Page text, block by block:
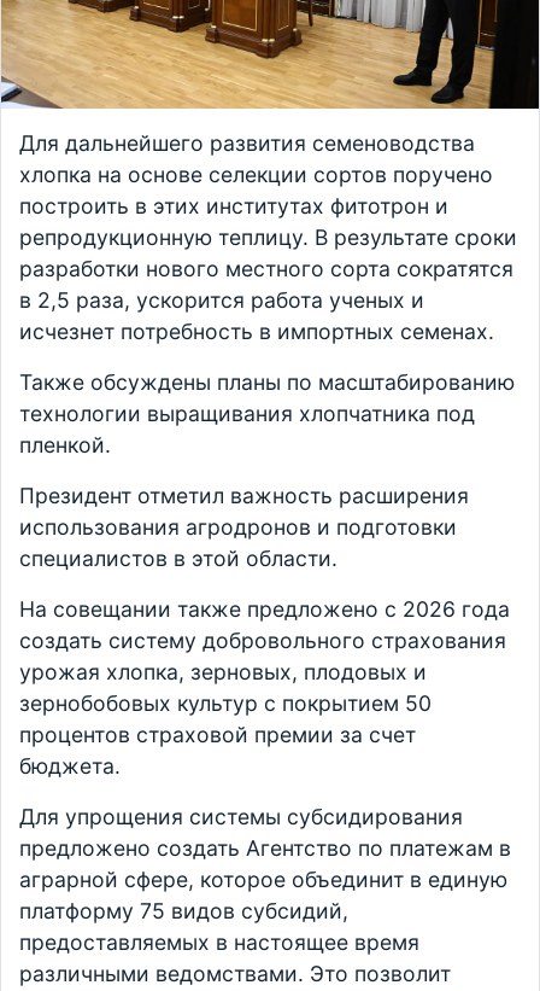
Для дальнейшего развития семеноводства
хлопка на основе селекции сортов поручено
построить в этих институтах фитотрон и
репродукционную теплицу. В результате сроки
разработки нового местного сорта сократятся
в 2,5 раза, ускорится работа ученых и
исчезнет потребность в импортных семенах.
Также обсуждены планы по масштабированию
технологии выращивания хлопчатника под
пленкой.
Президент отметил важность расширения
использования агродронов и подготовки
специалистов в этой области.
На совещании также предложено с 2026 года
создать систему добровольного страхования
урожая хлопка, зерновых, плодовых и
зернобобовых культур с покрытием 50
процентов страховой премии за счет
бюджета.
Для упрощения системы субсидирования
предложено создать Агентство по платежам в
аграрной сфере, которое объединит в единую
платформу 75 видов субсидий,
предоставляемых в настоящее время
различными ведомствами. Это позволит